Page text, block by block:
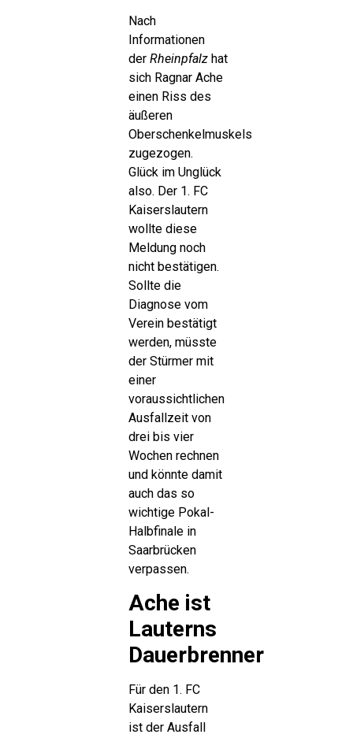
Nach
Informationen
der Rheinpfalzhat
sich Ragnar Ache
einen Riss des
äußeren
Oberschenkelmuskels
zugezogen.
Glück im Unglück
also. Der 1. FC
Kaiserslautern
wollte diese
Meldung noch
nicht bestätigen.
Sollte die
Diagnose vom
Verein bestätigt
werden, müsste
der Stürmer mit
einer
voraussichtlichen
Ausfallzeit von
drei bis vier
Wochen rechnen
und könnte damit
auch das so
wichtige Pokal-
Halbfinale in
Saarbrücken
verpassen.
Ache ist
Lauterns
Dauerbrenner
Für den 1. FC
Kaiserslautern
ist der Ausfall